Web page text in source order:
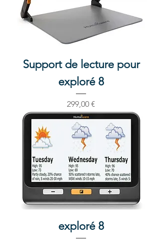
Support de lecture pour
exploré 8
Prix
299,00 €
exploré 8